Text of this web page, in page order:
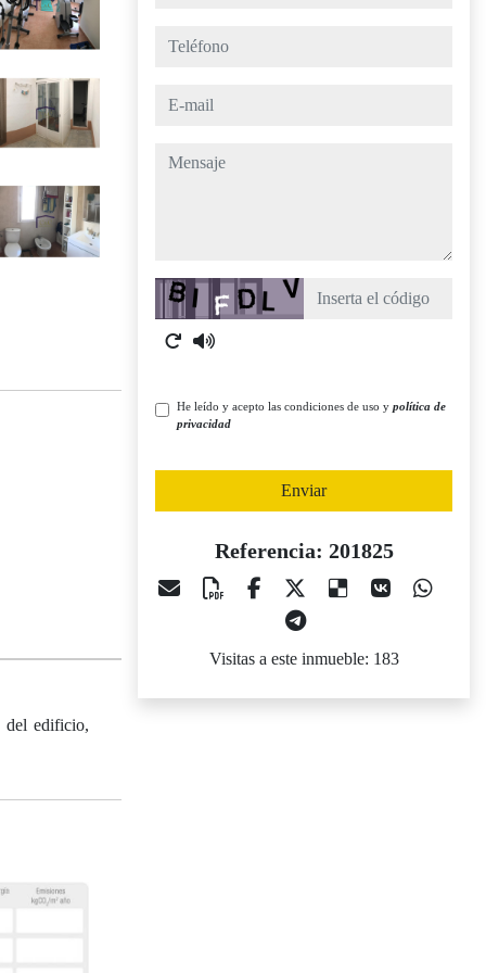
del edificio,
teléfono
e-mail
mensaje
Captcha
He leído y acepto las condiciones de uso y política de
privacidad
Enviar
Referencia: 201825
Visitas a este inmueble: 183